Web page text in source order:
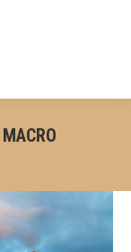
MACRO